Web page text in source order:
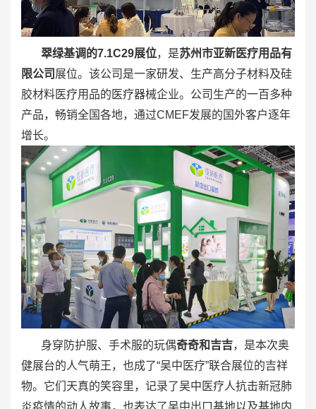
翠绿基调的7.1C29展位，是苏州市亚新医疗用品有
限公司 展位。该公司是一家研发、生产高分子材料及硅
胶材料医疗用品的医疗器械企业。公司生产的一百多种
产品，畅销全国各地，通过CMEF发展的国外客户逐年
增长。
身穿防护服、手术服的玩偶奇奇和吉吉，是本次奥
健展台的人气萌王，也成了“吴中医疗”联合展位的吉祥
物。它们天真的笑容里，记录了吴中医疗人抗击新冠肺